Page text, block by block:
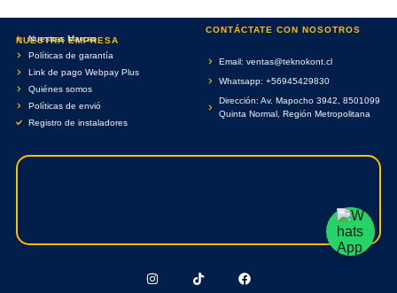
NUESTRA EMPRESA
Nuestras Marcas
Políticas de garantía
Link de pago Webpay Plus
Quiénes somos
Políticas de envió
Registro de instaladores
CONTÁCTATE CON NOSOTROS
Email: ventas@teknokont.cl
Whatsapp: +56945429830
Dirección: Av. Mapocho 3942, 8501099
Quinta Normal, Región Metropolitana